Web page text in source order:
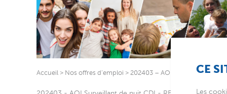
Accueil > Nos offres d’emploi > 202403 – AOI Surveillant de nuit
CE
Les